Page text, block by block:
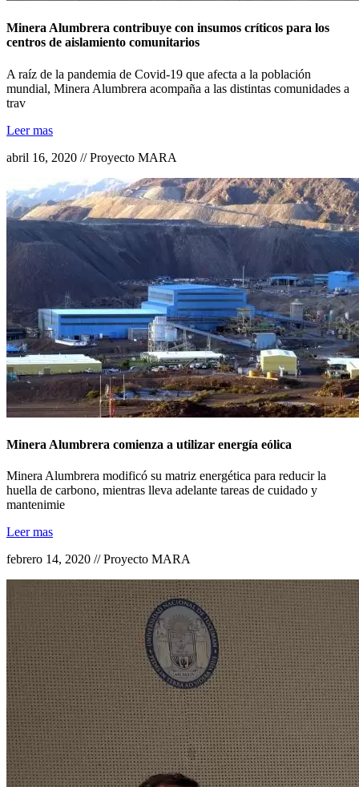
Minera Alumbrera contribuye con insumos críticos para los
centros de aislamiento comunitarios
A raíz de la pandemia de Covid-19 que afecta a la población
mundial, Minera Alumbrera acompaña a las distintas comunidades a
trav
Leer mas
abril 16, 2020 // Proyecto MARA
Minera Alumbrera comienza a utilizar energía eólica
Minera Alumbrera modificó su matriz energética para reducir la
huella de carbono, mientras lleva adelante tareas de cuidado y
mantenimie
Leer mas
febrero 14, 2020 // Proyecto MARA